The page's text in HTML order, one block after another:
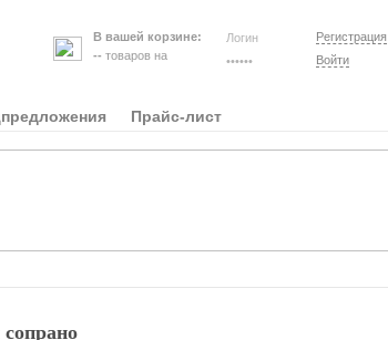
В вашей корзине:
-- товаров на
Регистрация
Войти
Прайс-лист